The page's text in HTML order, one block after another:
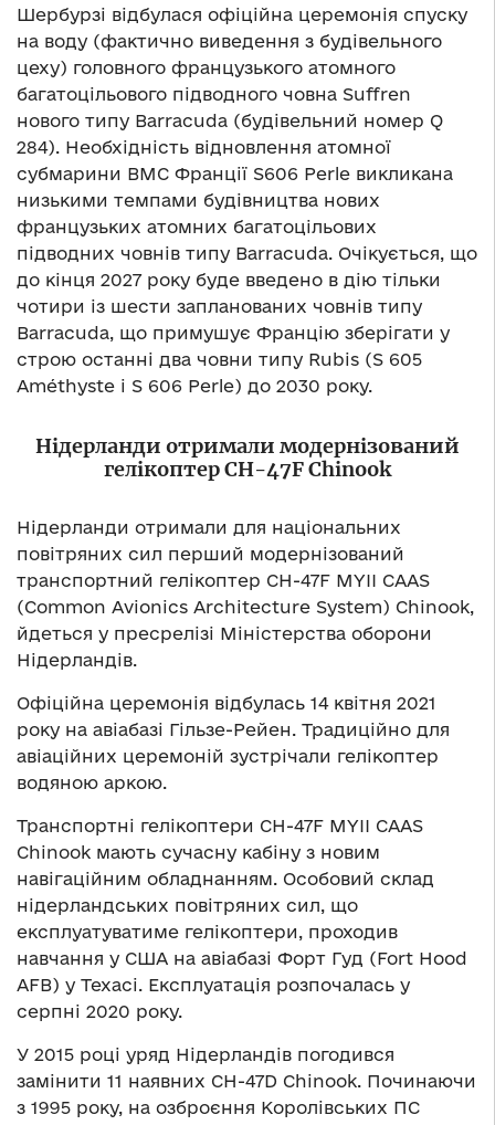
Шербурзі відбулася офіційна церемонія спуску
на воду (фактично виведення з будівельного
цеху) головного французького атомного
багатоцільового підводного човна Suffren
нового типу Barracuda (будівельний номер Q
284). Необхідність відновлення атомної
субмарини ВМС Франції S606 Perle викликана
низькими темпами будівництва нових
французьких атомних багатоцільових
підводних човнів типу Barracuda. Очікується, що
до кінця 2027 року буде введено в дію тільки
чотири із шести запланованих човнів типу
Barracuda, що примушує Францію зберігати у
строю останні два човни типу Rubis (S 605
Améthyste і S 606 Perle) до 2030 року.
Нідерланди отримали модернізований
гелікоптер CH-47F Chinook
Нідерланди отримали для національних
повітряних сил перший модернізований
транспортний гелікоптер CH-47F MYII CAAS
(Common Avionics Architecture System) Chinook,
йдеться у пресрелізі Міністерства оборони
Нідерландів.
Офіційна церемонія відбулась 14 квітня 2021
року на авіабазі Гільзе-Рейен. Традиційно для
авіаційних церемоній зустрічали гелікоптер
водяною аркою.
Транспортні гелікоптери CH-47F MYII CAAS
Chinook мають сучасну кабіну з новим
навігаційним обладнанням. Особовий склад
нідерландських повітряних сил, що
експлуатуватиме гелікоптери, проходив
навчання у США на авіабазі Форт Гуд (Fort Hood
AFB) у Техасі. Експлуатація розпочалась у
серпні 2020 року.
У 2015 році уряд Нідерландів погодився
замінити 11 наявних CH-47D Chinook. Починаючи
з 1995 року, на озброєння Королівських ПС